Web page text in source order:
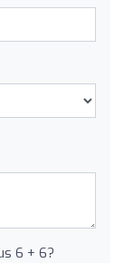
6 + 6?